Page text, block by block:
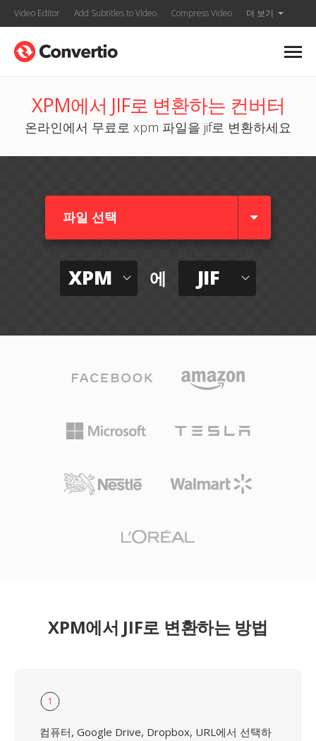
Video Editor Add Subtitles to Video Compress Video 더 보기
XPM에서 JIF로 변환하는 컨버터
온라인에서 무료로 xpm 파일을 jif로 변환하세요
파일 선택
XPM 에 JIF
XPM에서 JIF로 변환하는 방법
1
컴퓨터, Google Drive, Dropbox, URL에서 선택하